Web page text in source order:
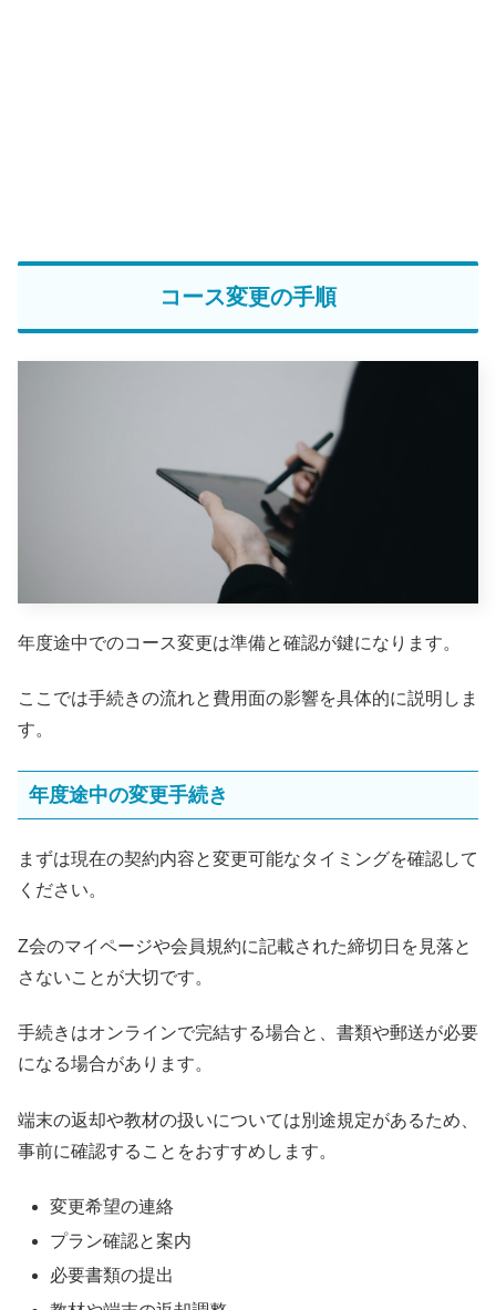
コース変更の手順
年度途中でのコース変更は準備と確認が鍵になります。
ここでは手続きの流れと費用面の影響を具体的に説明しま
す。
年度途中の変更手続き
まずは現在の契約内容と変更可能なタイミングを確認して
ください。
Z会のマイページや会員規約に記載された締切日を見落と
さないことが大切です。
手続きはオンラインで完結する場合と、書類や郵送が必要
になる場合があります。
端末の返却や教材の扱いについては別途規定があるため、
事前に確認することをおすすめします。
変更希望の連絡
プラン確認と案内
必要書類の提出